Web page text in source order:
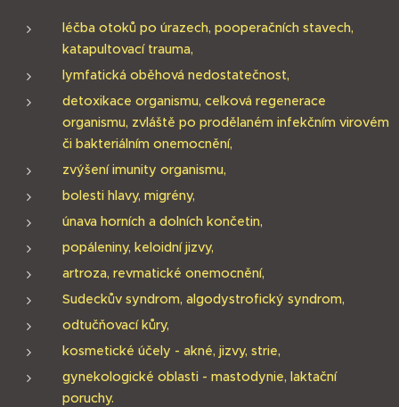
léčba otoků po úrazech, pooperačních stavech,
katapultovací trauma,
lymfatická oběhová nedostatečnost,
detoxikace organismu, celková regenerace
organismu, zvláště po prodělaném infekčním virovém
či bakteriálním onemocnění,
zvýšení imunity organismu,
bolesti hlavy, migrény,
únava horních a dolních končetin,
popáleniny, keloidní jizvy,
artroza, revmatické onemocnění,
Sudeckův syndrom, algodystrofický syndrom,
odtučňovací kůry,
kosmetické účely - akné, jizvy, strie,
gynekologické oblasti - mastodynie, laktační
poruchy.